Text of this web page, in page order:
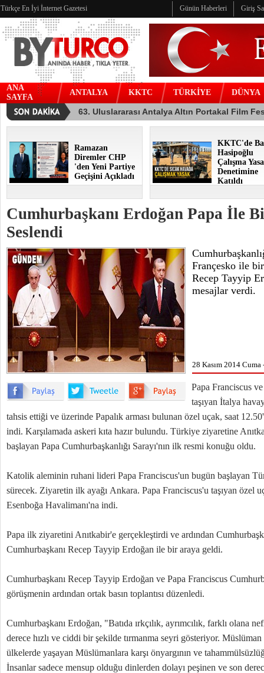
Türkçe En İyi İnternet Gazetesi Günün Haberleri Giriş
ANA
SAYFA
ANTALYA KKTC TÜRKİYE DÜNYA
Ramazan
Diremler CHP
'den Yeni Partiye
Geçişini Açıkladı
KKTC'de
Hasipoğlu
Çalışma
Denetimine
Katıldı
Cumhurbaşkanı Erdoğan Papa İle
Seslendi
Françesko ile
Recep Tayyip
mesajlar verdi.
28 Kasım 2014 Cuma
Papa Franciscus
taşıyan İtalya
tahsis ettiği ve üzerinde Papalık arması bulunan özel uçak, saat
indi. Karşılamada askeri kıta hazır bulundu. Türkiye ziyaretine
başlayan Papa Cumhurbaşkanlığı Sarayı'nın ilk resmi konuğu oldu.
Katolik aleminin ruhani lideri Papa Franciscus'un bugün başlayan
sürecek. Ziyaretin ilk ayağı Ankara. Papa Franciscus'u taşıyan özel
Esenboğa Havalimanı'na indi.
Papa ilk ziyaretini Anıtkabir'e gerçekleştirdi ve ardından
Cumhurbaşkanı Recep Tayyip Erdoğan ile bir araya geldi.
Cumhurbaşkanı Recep Tayyip Erdoğan ve Papa Franciscus
görüşmenin ardından ortak basın toplantısı düzenledi.
Cumhurbaşkanı Erdoğan, "Batıda ırkçılık, ayrımcılık, farklı olana
derece hızlı ve ciddi bir şekilde tırmanma seyri gösteriyor. Müslüman
ülkelerde yaşayan Müslümanlara karşı önyargının ve
İnsanlar sadece mensup olduğu dinlerden dolayı peşinen ve son